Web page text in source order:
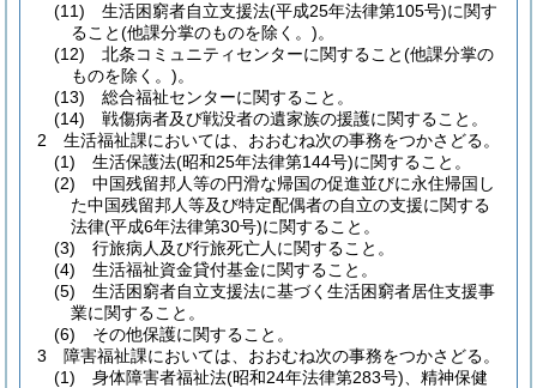
(11)
生活困窮者自立支援法(平成25年法律第105号)に関す
ること(他課分掌のものを除く。)。
(12)
北条コミュニティセンターに関すること(他課分掌の
ものを除く。)。
(13)
総合福祉センターに関すること。
(14)
戦傷病者及び戦没者の遺家族の援護に関すること。
2
生活福祉課においては、おおむね次の事務をつかさどる。
(1)
生活保護法(昭和25年法律第144号)に関すること。
(2)
中国残留邦人等の円滑な帰国の促進並びに永住帰国し
た中国残留邦人等及び特定配偶者の自立の支援に関する
法律(平成6年法律第30号)に関すること。
(3)
行旅病人及び行旅死亡人に関すること。
(4)
生活福祉資金貸付基金に関すること。
(5)
生活困窮者自立支援法に基づく生活困窮者居住支援事
業に関すること。
(6)
その他保護に関すること。
3
障害福祉課においては、おおむね次の事務をつかさどる。
(1)
身体障害者福祉法(昭和24年法律第283号) 、精神保健